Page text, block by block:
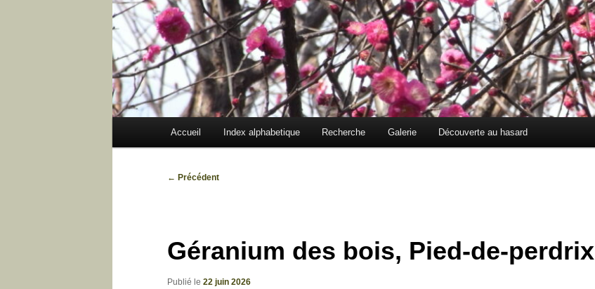
Accueil Index alphabetique Recherche Galerie Découverte au hasard
Navigation
← Précédent
Géranium des bois, Pied-de-perdrix
Publié le 22 juin 2026